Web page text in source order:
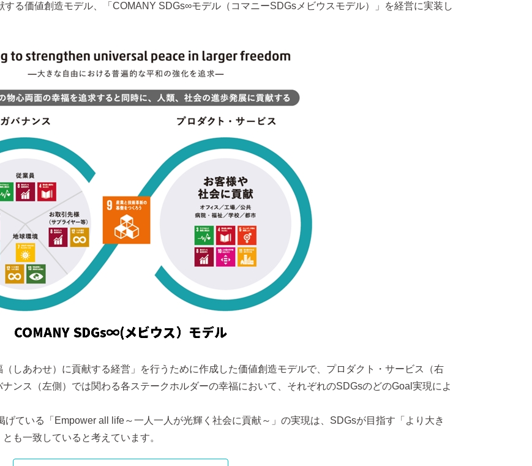
る価値創造モデル、「COMANY SDGs∞モデル（コマニーSDGsメビウスモデル）」を経営に実装し
しあわせ）に貢献する経営」を行うために作成した価値創造モデルで、プロダクト・サービス（右
ンス（左側）では関わる各ステークホルダーの幸福において、それぞれのSDGsのどのGoal実現によ
ている「Empower all life～一人一人が光輝く社会に貢献～」の実現は、SDGsが目指す「より大き
も一致していると考えています。